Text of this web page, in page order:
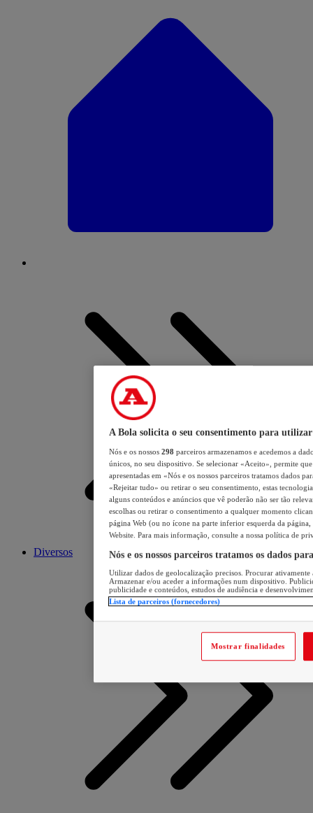
Diversos
A Bola solicita o seu consentimento para utilizar
Nós e os nossos 298 parceiros armazenamos e acedemos a
únicos, no seu dispositivo. Se selecionar «Aceito», permite
apresentadas em «Nós e os nossos parceiros tratamos dados
«Rejeitar tudo» ou retirar o seu consentimento, estas
alguns conteúdos e anúncios que vê poderão não ser tão
escolhas ou retirar o consentimento a qualquer momento
página Web (ou no ícone na parte inferior esquerda da página,
Website. Para mais informação, consulte a nossa política de
Nós e os nossos parceiros tratamos os dados
Utilizar dados de geolocalização precisos. Procurar
Armazenar e/ou aceder a informações num dispositivo.
publicidade e conteúdos, estudos de audiência e
Lista de parceiros (fornecedores)
Mostrar finalidades